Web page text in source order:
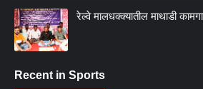
रेल्वे मालधक्क्यातील माथाडी
Recent in Sports